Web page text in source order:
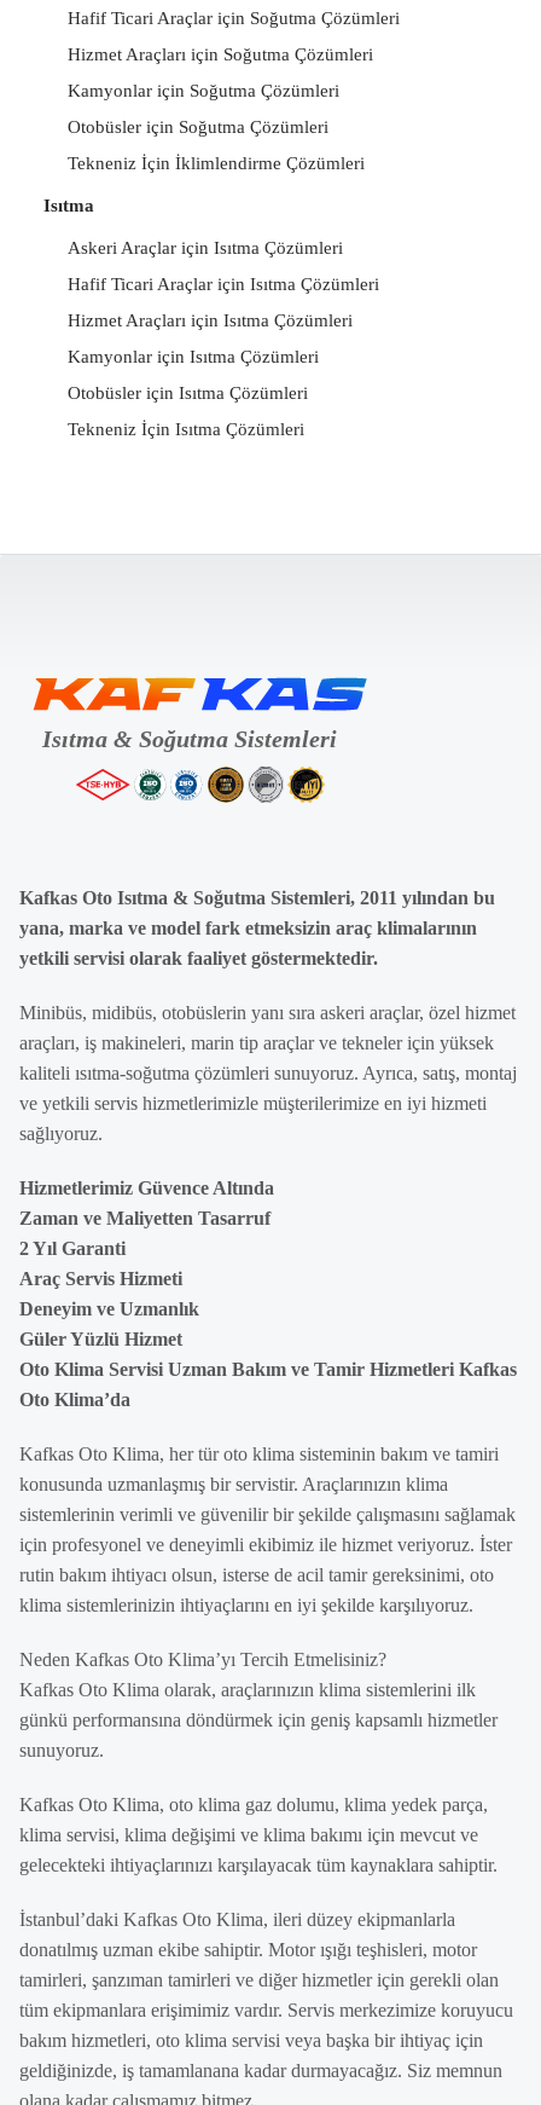
Hafif Ticari Araçlar için Soğutma Çözümleri
Hizmet Araçları için Soğutma Çözümleri
Kamyonlar için Soğutma Çözümleri
Otobüsler için Soğutma Çözümleri
Tekneniz İçin İklimlendirme Çözümleri
Isıtma
Askeri Araçlar için Isıtma Çözümleri
Hafif Ticari Araçlar için Isıtma Çözümleri
Hizmet Araçları için Isıtma Çözümleri
Kamyonlar için Isıtma Çözümleri
Otobüsler için Isıtma Çözümleri
Tekneniz İçin Isıtma Çözümleri
Kafkas Oto Isıtma & Soğutma Sistemleri, 2011 yılından bu
yana, marka ve model fark etmeksizin araç klimalarının
yetkili servisi olarak faaliyet göstermektedir.
Minibüs, midibüs, otobüslerin yanı sıra askeri araçlar, özel hizmet
araçları, iş makineleri, marin tip araçlar ve tekneler için yüksek
kaliteli ısıtma-soğutma çözümleri sunuyoruz. Ayrıca, satış, montaj
ve yetkili servis hizmetlerimizle müşterilerimize en iyi hizmeti
sağlıyoruz.
Hizmetlerimiz Güvence Altında
Zaman ve Maliyetten Tasarruf
2 Yıl Garanti
Araç Servis Hizmeti
Deneyim ve Uzmanlık
Güler Yüzlü Hizmet
Oto Klima Servisi Uzman Bakım ve Tamir Hizmetleri Kafkas
Oto Klima’da
Kafkas Oto Klima, her tür oto klima sisteminin bakım ve tamiri
konusunda uzmanlaşmış bir servistir. Araçlarınızın klima
sistemlerinin verimli ve güvenilir bir şekilde çalışmasını sağlamak
için profesyonel ve deneyimli ekibimiz ile hizmet veriyoruz. İster
rutin bakım ihtiyacı olsun, isterse de acil tamir gereksinimi, oto
klima sistemlerinizin ihtiyaçlarını en iyi şekilde karşılıyoruz.
Neden Kafkas Oto Klima’yı Tercih Etmelisiniz?
Kafkas Oto Klima olarak, araçlarınızın klima sistemlerini ilk
günkü performansına döndürmek için geniş kapsamlı hizmetler
sunuyoruz.
Kafkas Oto Klima, oto klima gaz dolumu, klima yedek parça,
klima servisi, klima değişimi ve klima bakımı için mevcut ve
gelecekteki ihtiyaçlarınızı karşılayacak tüm kaynaklara sahiptir.
İstanbul’daki Kafkas Oto Klima, ileri düzey ekipmanlarla
donatılmış uzman ekibe sahiptir. Motor ışığı teşhisleri, motor
tamirleri, şanzıman tamirleri ve diğer hizmetler için gerekli olan
tüm ekipmanlara erişimimiz vardır. Servis merkezimize koruyucu
bakım hizmetleri, oto klima servisi veya başka bir ihtiyaç için
geldiğinizde, iş tamamlanana kadar durmayacağız. Siz memnun
olana kadar çalışmamız bitmez.